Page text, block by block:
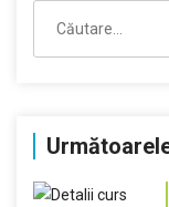
după: